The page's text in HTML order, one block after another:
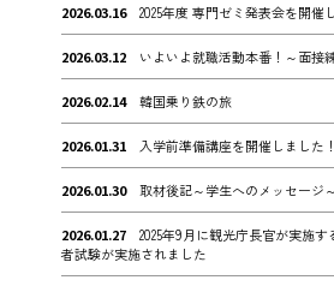
2026.03.16 2025年度 専門ゼミ発表会を開催
2026.03.12 いよいよ就職活動本番！～面接
2026.02.14 韓国乗り鉄の旅
2026.01.31 入学前準備講座を開催しました！
2026.01.30 取材後記～学生へのメッセージ～
2026.01.27
2025年9月に観光庁長官が実施
者試験が実施されました